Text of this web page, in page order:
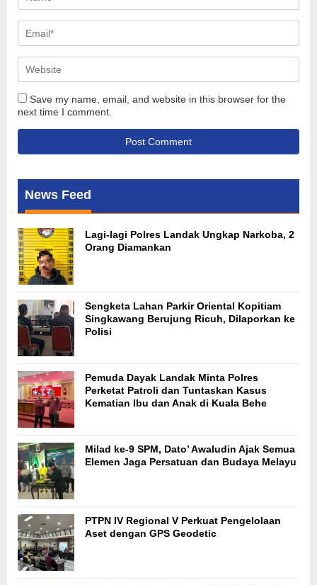
Save my name, email, and website in this browser for the
next time I comment.
News Feed
Lagi-lagi Polres Landak Ungkap Narkoba, 2
Orang Diamankan
Sengketa Lahan Parkir Oriental Kopitiam
Singkawang Berujung Ricuh, Dilaporkan ke
Polisi
Pemuda Dayak Landak Minta Polres
Perketat Patroli dan Tuntaskan Kasus
Kematian Ibu dan Anak di Kuala Behe
Milad ke-9 SPM, Dato’ Awaludin Ajak Semua
Elemen Jaga Persatuan dan Budaya Melayu
PTPN IV Regional V Perkuat Pengelolaan
Aset dengan GPS Geodetic